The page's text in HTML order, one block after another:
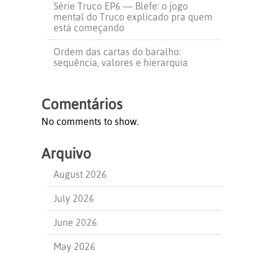
Série Truco EP6 — Blefe: o jogo
mental do Truco explicado pra quem
está começando
Ordem das cartas do baralho:
sequência, valores e hierarquia
Comentários
No comments to show.
Arquivo
August 2026
July 2026
June 2026
May 2026